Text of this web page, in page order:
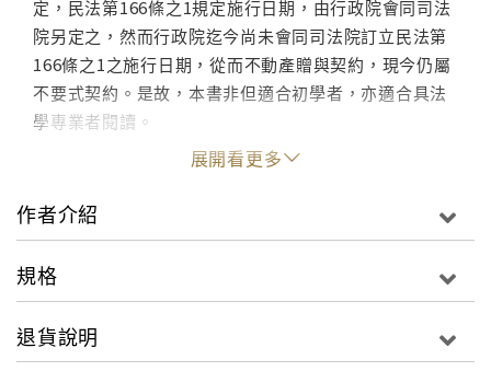
定，民法第166條之1規定施行日期，由行政院會同司法
院另定之，然而行政院迄今尚未會同司法院訂立民法第
166條之1之施行日期，從而不動產贈與契約，現今仍屬
不要式契約。是故，本書非但適合初學者，亦適合具法
學專業者閱讀。
展開看更多
作者介紹
規格
退貨說明